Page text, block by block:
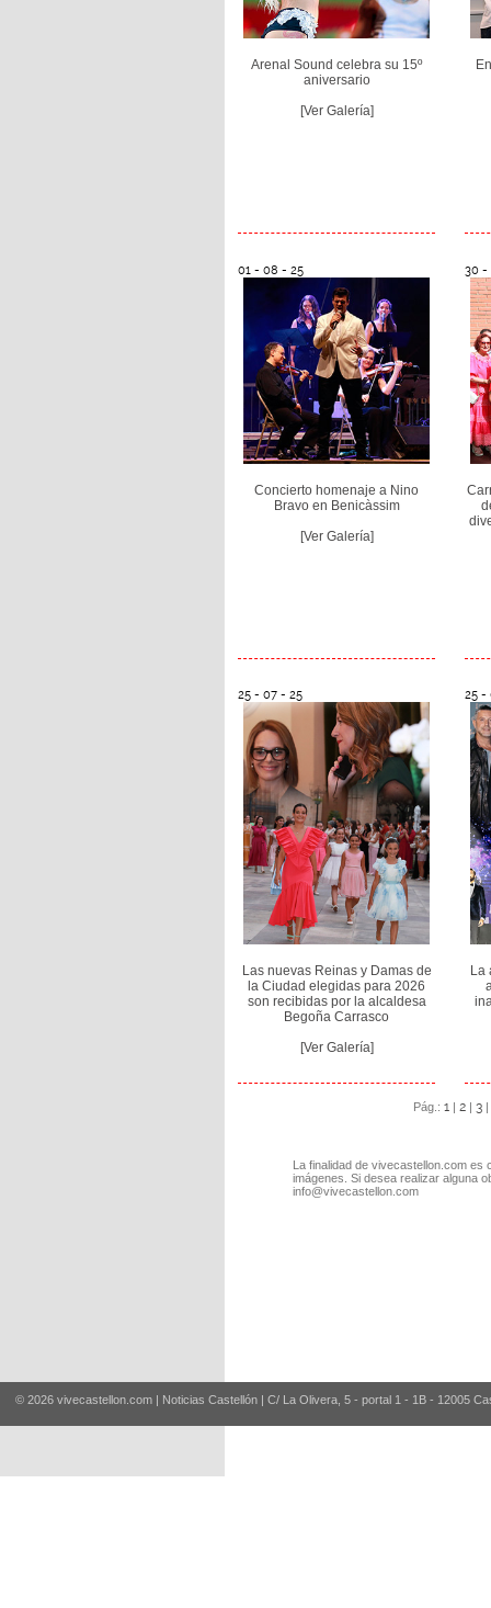
Arenal Sound celebra su 15º
aniversario
[Ver Galería]
01 - 08 - 25
Concierto homenaje a Nino
Bravo en Benicàssim
[Ver Galería]
30 -
25 - 07 - 25
Las nuevas Reinas y Damas de
la Ciudad elegidas para 2026
son recibidas por la alcaldesa
Begoña Carrasco
[Ver Galería]
25 -
La
Pág.: 1 | 2 | 3 |
La finalidad de vivecastellon.com
imágenes. Si desea realizar alguna
info@vivecastellon.com
© 2026 vivecastellon.com | Noticias Castellón | C/ La Olivera, 5 - portal 1 - 1B - 12005